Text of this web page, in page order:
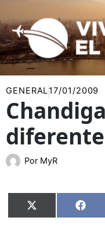
al
contenido
GENERAL17/01/2009
Por MyR
Compartir
en
X
(Twitter) en